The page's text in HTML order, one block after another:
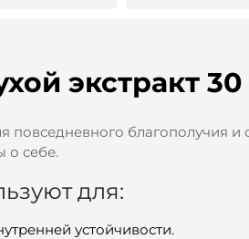
экстракт 30
повседневного благополучия
о себе.
для:
устойчивости.